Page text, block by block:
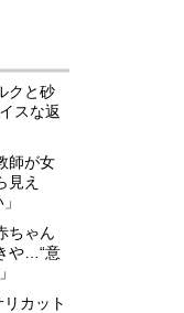
クと砂
スな返
師が女
え
ちゃん
や…“意
カット